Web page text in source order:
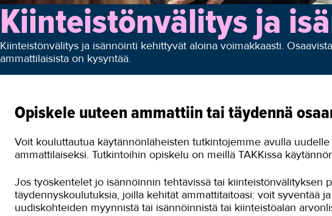
Kiinteistönvälitys ja
Kiinteistönvälitys ja isännöinti kehittyvät aloina voimakkaasti.
ammattilaisista on kysyntää.
Opiskele uuteen ammattiin tai täydennä
Voit kouluttautua käytännönläheisten tutkintojemme avulla
ammattilaiseksi. Tutkintoihin opiskelu on meillä TAKKissa
Jos työskentelet jo isännöinnin tehtävissä tai kiinteistönvälityksen
täydennyskoulutuksia, joilla kehität ammattitaitoasi: voit syventää
uudiskohteiden myynnistä tai isännöinnistä tai kiinteistöalan